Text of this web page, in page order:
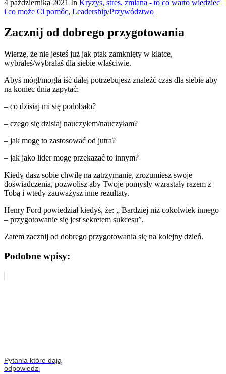
4 października 2021 In Kryzys, stres, zmiana - to co warto wiedzieć
i co może Ci pomóc, Leadership/Przywództwo
Zacznij od dobrego przygotowania
Wierzę, że nie jesteś już jak ptak zamknięty w klatce,
wybrałeś/wybrałaś dla siebie właściwie.
Abyś mógł/mogła iść dalej potrzebujesz znaleźć czas dla siebie aby
na koniec dnia zapytać:
– co dzisiaj mi się podobało?
– czego się dzisiaj nauczyłem/nauczyłam?
– jak mogę to zastosować od jutra?
– jak jako lider mogę przekazać to innym?
Kiedy dasz sobie chwilę na zatrzymanie, zrozumiesz swoje
doświadczenia, pozwolisz aby Twoje pomysły wzrastały razem z
Tobą i wtedy zauważysz inne rezultaty.
Henry Ford powiedział kiedyś, że: „ Bardziej niż cokolwiek innego
– przygotowanie się jest sekretem sukcesu”.
Zatem zacznij od dobrego przygotowania się na kolejny dzień.
Podobne wpisy:
Pytania które dają
odpowiedzi